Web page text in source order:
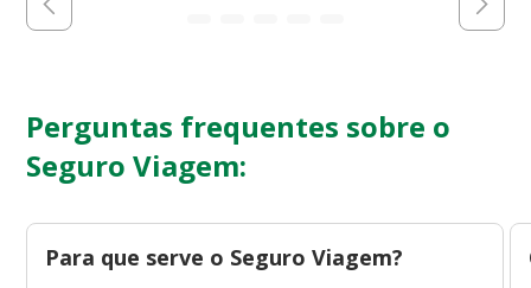
Perguntas frequentes sobre o
Seguro Viagem:
Para que serve o Seguro Viagem?